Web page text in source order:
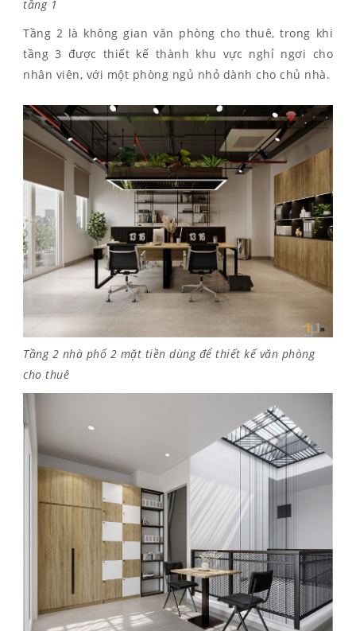
tầng 1
Tầng 2 là không gian văn phòng cho thuê, trong khi
tầng 3 được thiết kế thành khu vực nghỉ ngơi cho
nhân viên, với một phòng ngủ nhỏ dành cho chủ nhà.
Tầng 2 nhà phố 2 mặt tiền dùng để thiết kế văn phòng
cho thuê